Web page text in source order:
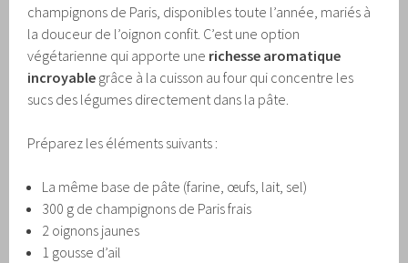
champignons de Paris, disponibles toute l’année, mariés à
la douceur de l’oignon confit. C’est une option
végétarienne qui apporte une richesse aromatique
incroyable grâce à la cuisson au four qui concentre les
sucs des légumes directement dans la pâte.
Préparez les éléments suivants :
La même base de pâte (farine, œufs, lait, sel)
300 g de champignons de Paris frais
2 oignons jaunes
1 gousse d’ail